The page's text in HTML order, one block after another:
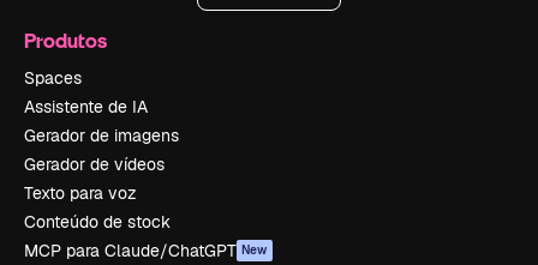
Produtos
Spaces
Assistente de IA
Gerador de imagens
Gerador de vídeos
Texto para voz
Conteúdo de stock
MCP para Claude/ChatGPT New